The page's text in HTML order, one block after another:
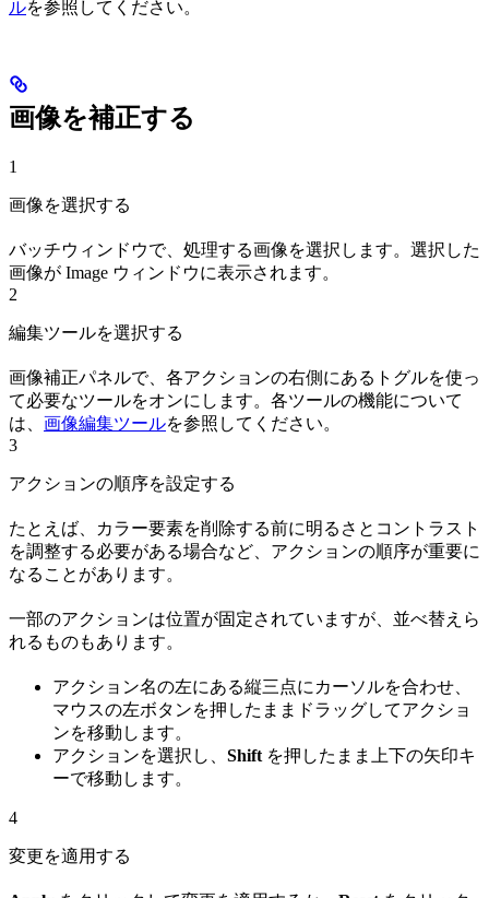
ルを参照してください。
画像を補正する
1
画像を選択する
バッチウィンドウで、処理する画像を選択します。選択した
画像が Image ウィンドウに表示されます。
2
編集ツールを選択する
画像補正パネルで、各アクションの右側にあるトグルを使っ
て必要なツールをオンにします。各ツールの機能について
は、 画像編集ツールを参照してください。
3
アクションの順序を設定する
たとえば、カラー要素を削除する前に明るさとコントラスト
を調整する必要がある場合など、アクションの順序が重要に
なることがあります。
一部のアクションは位置が固定されていますが、並べ替えら
れるものもあります。
アクション名の左にある縦三点にカーソルを合わせ、
マウスの左ボタンを押したままドラッグしてアクショ
ンを移動します。
アクションを選択し、 Shift を押したまま上下の矢印キ
ーで移動します。
4
変更を適用する